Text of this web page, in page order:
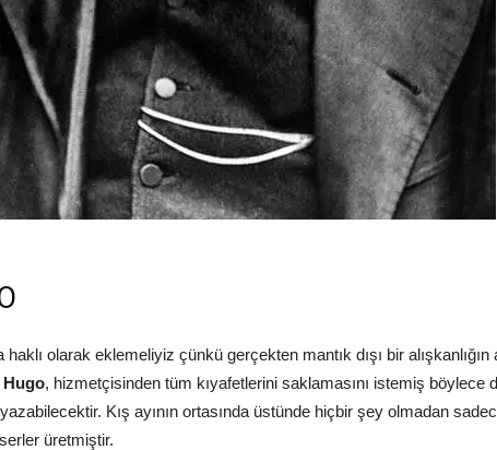
haklı olarak eklemeliyiz çünkü gerçekten mantık dışı bir alışkanlığın
, hizmetçisinden tüm kıyafetlerini saklamasını istemiş böylece
Kış ayının ortasında üstünde hiçbir şey olmadan
üretmiştir.